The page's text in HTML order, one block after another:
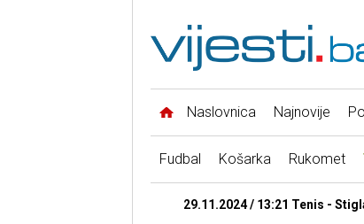
Naslovnica Najnovije
Fudbal Košarka Rukomet
29.11.2024 / 13:21 Tenis -